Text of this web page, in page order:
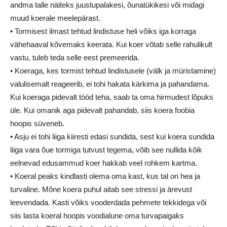
andma talle näiteks juustupalakesi, õunatükikesi või midagi
muud koerale meelepärast.
• Tormisest ilmast tehtud lindistuse heli võiks iga korraga
vähehaaval kõvemaks keerata. Kui koer võtab selle rahulikult
vastu, tuleb teda selle eest premeerida.
• Koeraga, kes tormist tehtud lindistusele (välk ja müristamine)
valulisemalt reageerib, ei tohi hakata kärkima ja pahandama.
Kui koeraga pidevalt tööd teha, saab ta oma hirmudest lõpuks
üle. Kui omanik aga pidevalt pahandab, siis koera foobia
hoopis süveneb.
• Asju ei tohi liiga kiiresti edasi sundida, sest kui koera sundida
liiga vara õue tormiga tutvust tegema, võib see nullida kõik
eelnevad edusammud koer hakkab veel rohkem kartma.
• Koeral peaks kindlasti olema oma kast, kus tal on hea ja
turvaline. Mõne koera puhul aitab see stressi ja ärevust
leevendada. Kasti võiks vooderdada pehmete tekkidega või
siis lasta koeral hoopis voodialune oma turvapaigaks